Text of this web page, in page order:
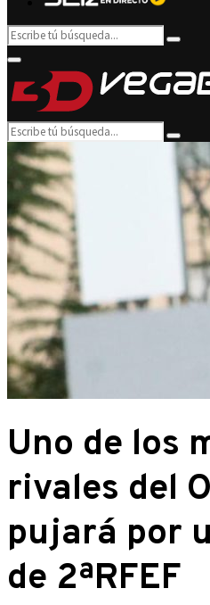
Search
for:
Search
Primary
Menu
Search
for:
Search
Uno de los
rivales del
pujará por
de 2ªRFEF